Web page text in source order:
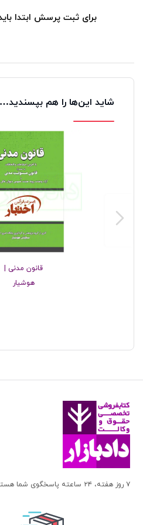
فصل اول- در ورشکستگی به
باب سیزدهم- در اعاده اعتبار
باب چهاردهم- اسم تجارتی
باب پانزدهم- شخصیت حقوقی
فصل اول- اشخاص حقوقی
فصل دوم- حقوق و وظائف و
باب شانزدهم- مقررات نهایی
بخش7- بازرسان
بخش10- حساب‌های شرکت
بخش11- مقررات جزایی
بخش12- مقررات مختلف مربوط به شرکت‌های سهامی
قانون صدور چک
باب اول- مقررات عمومی
برای ثبت پرسش ابتدا
شاید این‌ها را هم بپسندید…
قانون مدنی |
هوشیار
۷ روز هفته، ۲۴ ساعته پاسخگوی شما هستیم